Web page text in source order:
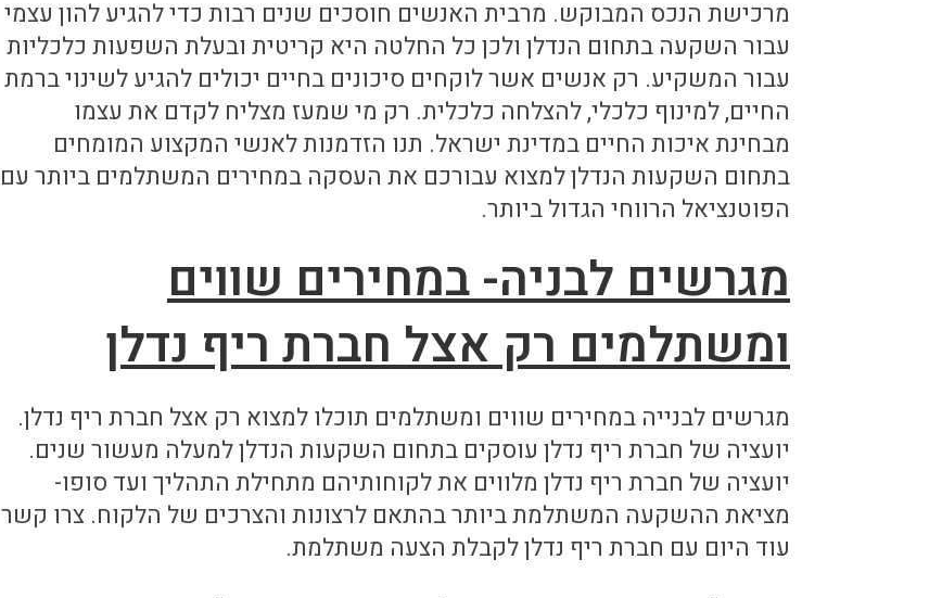
מרכישת הנכס המבוקש. מרבית האנשים חוסכים שנים רבות כדי להגיע להון עצמי
עבור השקעה בתחום הנדלן ולכן כל החלטה היא קריטית ובעלת השפעות כלכליות
עבור המשקיע. רק אנשים אשר לוקחים סיכונים בחיים יכולים להגיע לשינוי ברמת
החיים, למינוף כלכלי, להצלחה כלכלית. רק מי שמעז מצליח לקדם את עצמו
מבחינת איכות החיים במדינת ישראל. תנו הזדמנות לאנשי המקצוע המומחים
בתחום השקעות הנדלן למצוא עבורכם את העסקה במחירים המשתלמים ביותר עם
הפוטנציאל הרווחי הגדול ביותר.
מגרשים לבניה- במחירים שווים
ומשתלמים רק אצל חברת ריף נדלן
מגרשים לבנייה במחירים שווים ומשתלמים תוכלו למצוא רק אצל חברת ריף נדלן.
יועציה של חברת ריף נדלן עוסקים בתחום השקעות הנדלן למעלה מעשור שנים.
יועציה של חברת ריף נדלן מלווים את לקוחותיהם מתחילת התהליך ועד סופו-
מציאת ההשקעה המשתלמת ביותר בהתאם לרצונות והצרכים של הלקוח. צרו קשר
עוד היום עם חברת ריף נדלן לקבלת הצעה משתלמת.